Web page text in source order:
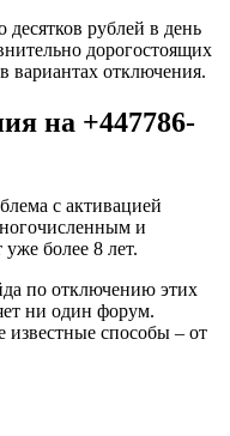
десятков рублей в день
дорогостоящих
вариантах отключения.
на +447786-
с активацией
и
более 8 лет.
по отключению этих
ни один форум.
известные способы – от